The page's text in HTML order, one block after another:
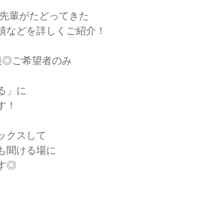
輩がたどってきた
などを詳しくご紹介！
◎ご希望者のみ
」に
！
クスして
聞ける場に
◎